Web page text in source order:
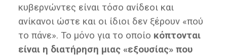
κυβερνώντες είναι τόσο ανίδεοι και
ανίκανοι ώστε και οι ίδιοι δεν ξέρουν «πού
το πάνε». Το μόνο για το οποίο κόπτονται
είναι η διατήρηση μιας «εξουσίας» που